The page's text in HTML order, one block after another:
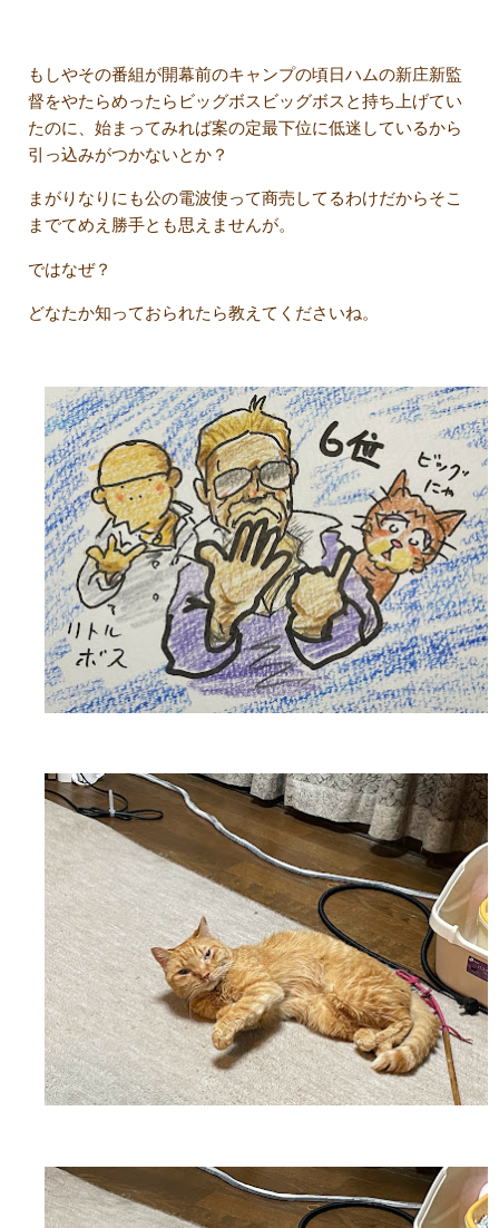
もしやその番組が開幕前のキャンプの頃日ハムの新庄新監
督をやたらめったらビッグボスビッグボスと持ち上げてい
たのに、始まってみれば案の定最下位に低迷しているから
引っ込みがつかないとか？
まがりなりにも公の電波使って商売してるわけだからそこ
までてめえ勝手とも思えませんが。
ではなぜ？
どなたか知っておられたら教えてくださいね。